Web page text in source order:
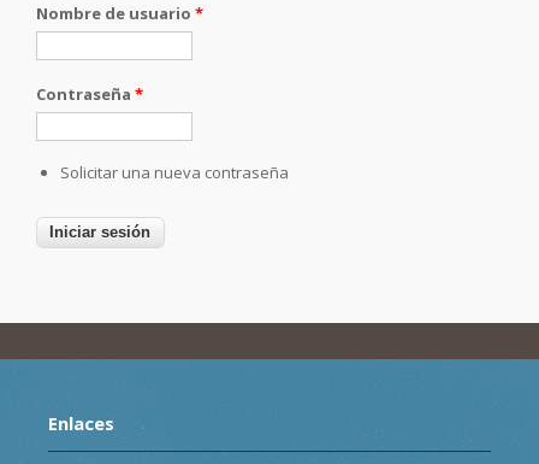
Nombre de usuario *
Contraseña *
Solicitar una nueva contraseña
Enlaces